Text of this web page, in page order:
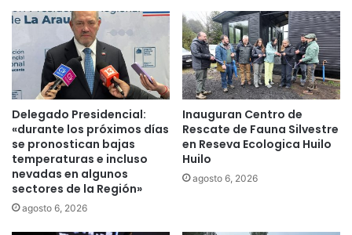
p
n
d
i
t
e
s
a
i
e
n
r
c
i
l
a
p
e
r
m
Delegado Presidencial:
«durante los próximos días
se pronostican bajas
temperaturas e incluso
nevadas en algunos
sectores de la Región»
agosto 6, 2026
Inauguran Centro de
Rescate de Fauna Silvestre
en Reseva Ecologica Huilo
Huilo
agosto 6, 2026